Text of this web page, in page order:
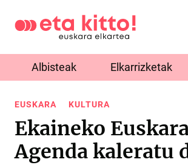
Albisteak Elkarrizketak
EUSKARA KULTURA
Ekaineko
Agenda kaleratu